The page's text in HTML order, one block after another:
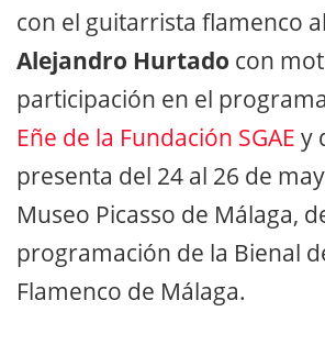
con el guitarrista flamenco
Alejandro Hurtado con
participación en el programa
Eñe de la Fundación SGAE y
presenta del 24 al 26 de
Museo Picasso de Málaga,
programación de la Bienal
Flamenco de Málaga.